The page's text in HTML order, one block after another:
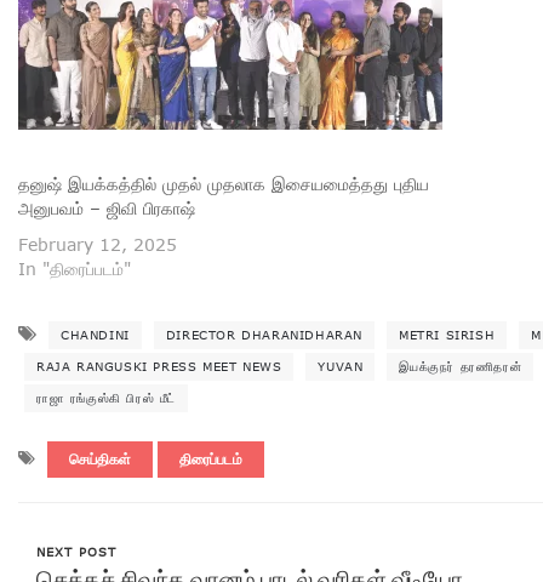
தனுஷ் இயக்கத்தில் முதல் முதலாக இசையமைத்தது புதிய
அனுபவம் – ஜிவி பிரகாஷ்
February 12, 2025
In "திரைப்படம்"
CHANDINI DIRECTOR DHARANIDHARAN METRI SIRISH
RAJA RANGUSKI PRESS MEET NEWS YUVAN இயக்குநர் தரணிதரன்
ராஜா ரங்குஸ்கி பிரஸ் மீட்
செய்திகள் திரைப்படம்
NEXT POST